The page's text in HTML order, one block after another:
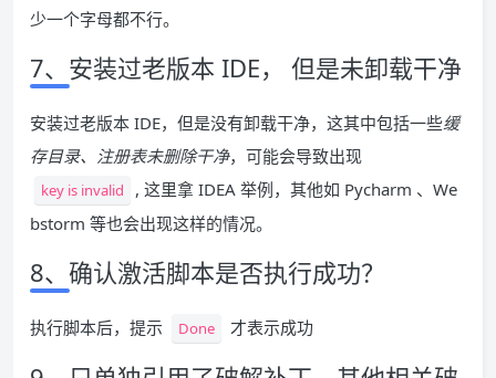
少一个字母都不行。
7、安装过老版本 IDE， 但是未卸载干净
安装过老版本 IDE，但是没有卸载干净，这其中包括一些缓
存目录、注册表未删除干净，可能会导致出现
key is invalid
, 这里拿 IDEA 举例，其他如 Pycharm 、We
bstorm 等也会出现这样的情况。
8、确认激活脚本是否执行成功？
执行脚本后，提示 Done 才表示成功